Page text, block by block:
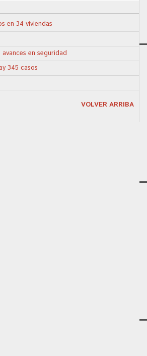
en 34 viviendas
en seguridad
345 casos
VOLVER ARRIBA